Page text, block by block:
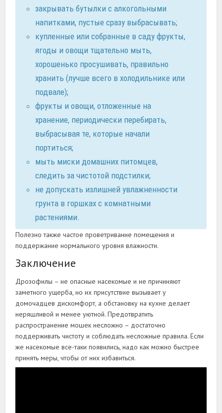
закрывать бутылки с алкогольными
напитками, пустые сразу выбрасывать;
купленные или собранные в саду фрукты,
ягоды и овощи тщательно мыть,
хорошенько просушивать, правильно
хранить (лучше всего в холодильнике или
подвале);
фрукты и овощи, отложенные на
хранение, периодически перебирать,
выбрасывая те, которые начали
портиться;
мыть миски домашних питомцев,
следить за чистотой подстилки;
не допускать излишней увлажненности
грунта в горшках с комнатными
растениями.
Полезно также частое проветривание помещения и
поддержание нормального уровня влажности.
Заключение
Дрозофилы – не опасные насекомые и не причиняют
заметного ущерба, но их присутствие вызывает у
домочадцев дискомфорт, а обстановку на кухне делает
неряшливой и менее уютной. Предотвратить
распространение мошек несложно – достаточно
поддерживать чистоту и соблюдать несложные правила. Если
же насекомые все-таки появились, надо как можно быстрее
принять меры, чтобы от них избавиться.